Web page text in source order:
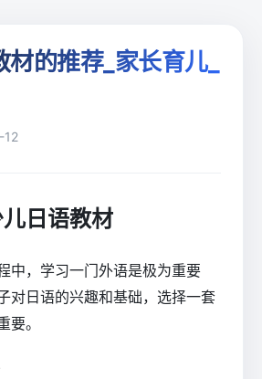
的推荐_家长育儿_
12
日语教材
中，学习一门外语是极为重要
对日语的兴趣和基础，选择一套
要。